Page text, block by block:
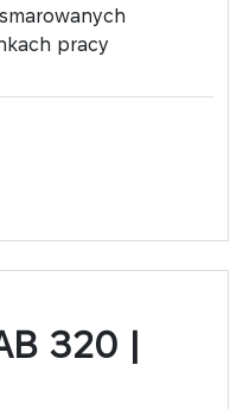
pracy
320 |